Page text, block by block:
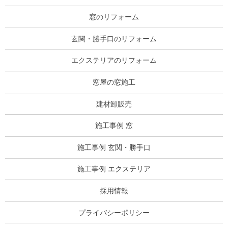
窓のリフォーム
玄関・勝手口のリフォーム
エクステリアのリフォーム
窓屋の窓施工
建材卸販売
施工事例 窓
施工事例 玄関・勝手口
施工事例 エクステリア
採用情報
プライバシーポリシー